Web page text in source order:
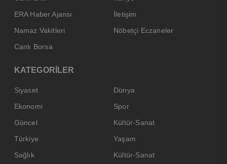
ERA Haber Ajansı
İletişim
Namaz Vakitleri
Nöbetçi Eczaneler
Canlı Borsa
KATEGORİLER
Siyaset
Dünya
Ekonomi
Spor
Güncel
Kültür-Sanat
Türkiye
Yaşam
Sağlık
Kültür-Sanat